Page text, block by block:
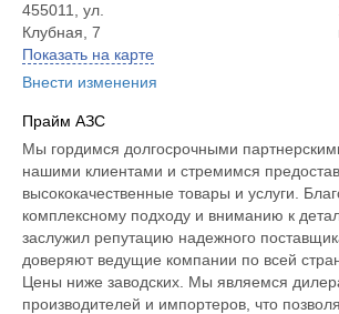
455011, ул.
Клубная, 7
Показать на карте
Внести изменения
Прайм АЗС
Мы гордимся долгосрочными
нашими клиентами и стремимся
высококачественные товары и услуги.
комплексному подходу и вниманию к
заслужил репутацию надежного
доверяют ведущие компании по всей
Цены ниже заводских. Мы являемся
производителей и импортеров, что